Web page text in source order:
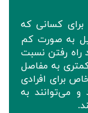
برای کسانی که
به صورت کم
راه رفتن نسبت
به مفاصل
برای افرادی
می‌توانند به